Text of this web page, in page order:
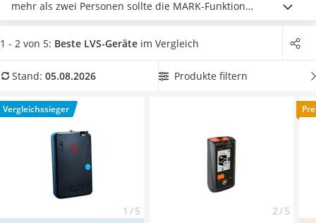
Koffer
Nachtsichtgerät
Faltschloss
Vibrationsplatte
Sicherheitsweste Reiten
Service
mehr als zwei Personen sollte die MARK-Funktion
beispielsweise nicht fehlen: Mit ihr können Siebereits
geortete Personen markieren und so zielgerichteter nach
Test- bzw. Vergleichstabelle und finden Sie das passende
im August 2026 besonders das Modell
Lavalanche Beacon
1 - 2 von 5: Beste LVS-Geräte im Vergleich
Stand: 05.08.2026 Produkte filtern
Vergleichssieger
1 / 5 2 / 5